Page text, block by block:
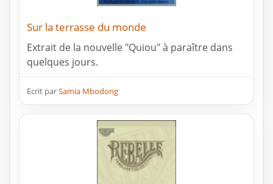
Sur la terrasse du monde
Extrait de la nouvelle "Quiou" à paraître dans
quelques jours.
Ecrit parSamia Mbodong